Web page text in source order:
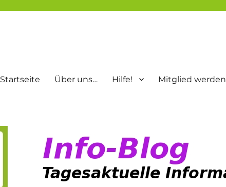
Startseite Über uns… Hilfe! Mitglied werden